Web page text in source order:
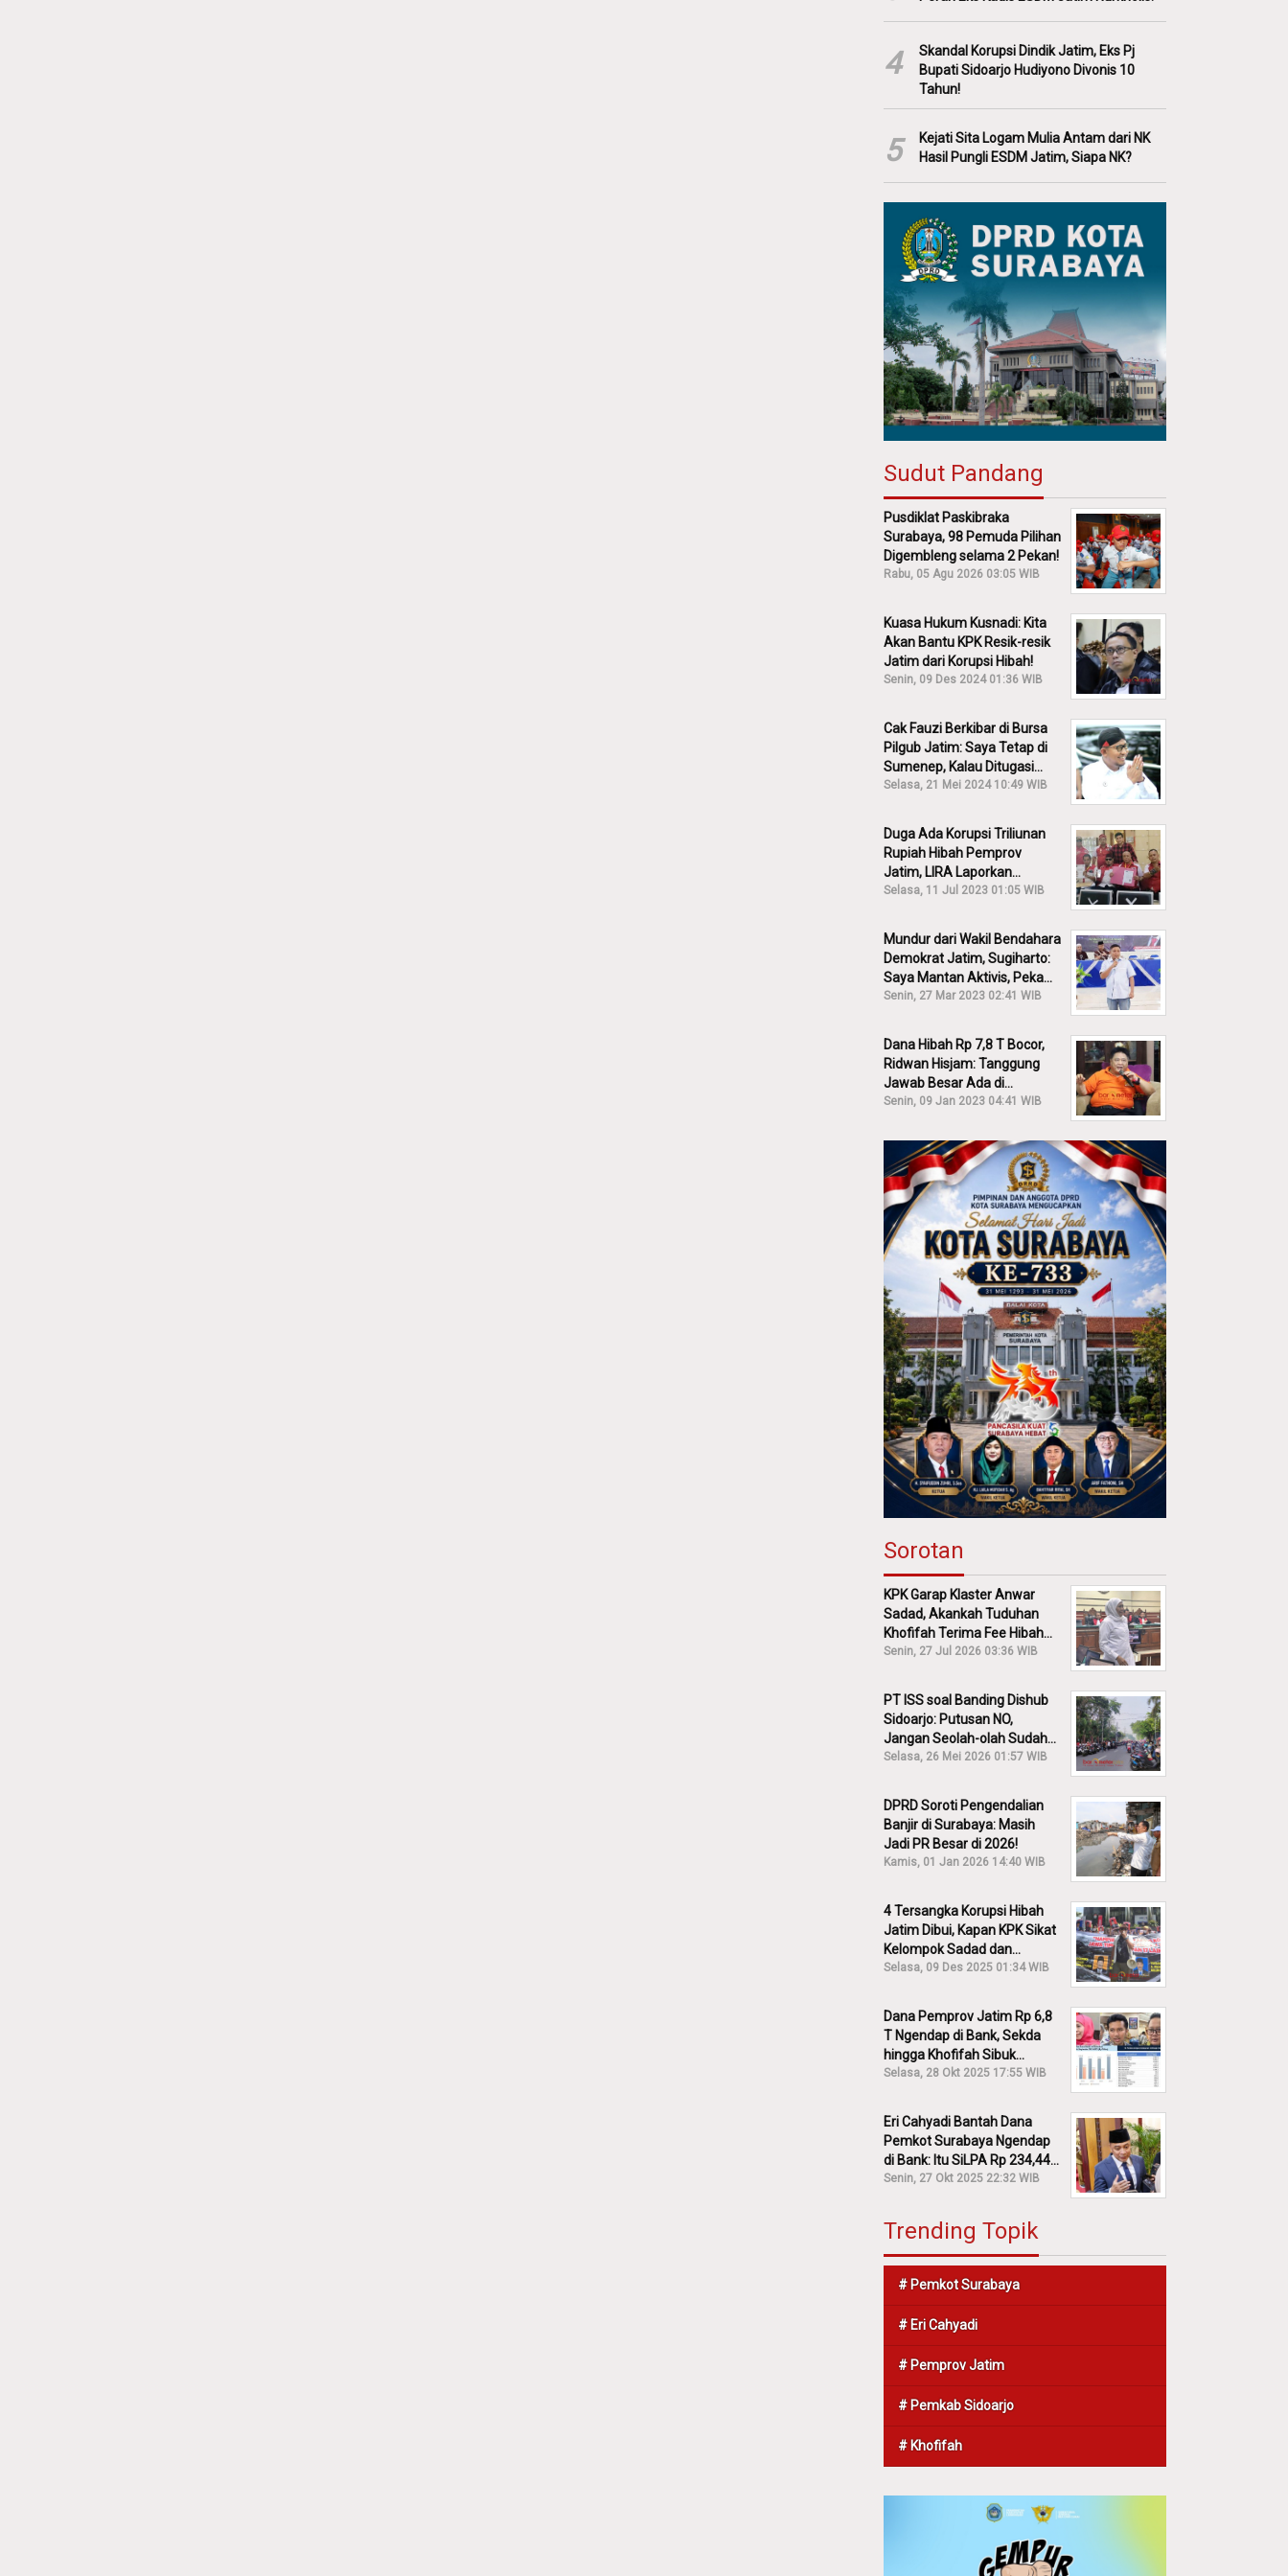
4
Skandal Korupsi Dindik Jatim, Eks Pj
Bupati Sidoarjo Hudiyono Divonis 10
Tahun!
5
Kejati Sita Logam Mulia Antam dari NK
Hasil Pungli ESDM Jatim, Siapa NK?
Sudut Pandang
Pusdiklat Paskibraka
Surabaya, 98 Pemuda Pilihan
Digembleng selama 2 Pekan!
Rabu, 05 Agu 2026 03:05 WIB
Kuasa Hukum Kusnadi: Kita
Akan Bantu KPK Resik-resik
Jatim dari Korupsi Hibah!
Senin, 09 Des 2024 01:36 WIB
Cak Fauzi Berkibar di Bursa
Pilgub Jatim: Saya Tetap di
Sumenep, Kalau Ditugasi
Partai Lain Cerita!
Selasa, 21 Mei 2024 10:49 WIB
Duga Ada Korupsi Triliunan
Rupiah Hibah Pemprov
Jatim, LIRA Laporkan
Khofifah ke KPK: Dia Harus
Selasa, 11 Jul 2023 01:05 WIB
Mundur dari Wakil Bendahara
Demokrat Jatim, Sugiharto:
Saya Mantan Aktivis, Peka
Sekali Kalau Ada yang
Senin, 27 Mar 2023 02:41 WIB
Dana Hibah Rp 7,8 T Bocor,
Ridwan Hisjam: Tanggung
Jawab Besar Ada di
Pemprov, Bukan DPRD Jatim!
Senin, 09 Jan 2023 04:41 WIB
Sorotan
KPK Garap Klaster Anwar
Sadad, Akankah Tuduhan
Khofifah Terima Fee Hibah
30% Diusut?
Senin, 27 Jul 2026 03:36 WIB
PT ISS soal Banding Dishub
Sidoarjo: Putusan NO,
Jangan Seolah-olah Sudah
Menang!
Selasa, 26 Mei 2026 01:57 WIB
DPRD Soroti Pengendalian
Banjir di Surabaya: Masih
Jadi PR Besar di 2026!
Kamis, 01 Jan 2026 14:40 WIB
4 Tersangka Korupsi Hibah
Jatim Dibui, Kapan KPK Sikat
Kelompok Sadad dan
Iskandar?
Selasa, 09 Des 2025 01:34 WIB
Dana Pemprov Jatim Rp 6,8
T Ngendap di Bank, Sekda
hingga Khofifah Sibuk
Membantah!
Selasa, 28 Okt 2025 17:55 WIB
Eri Cahyadi Bantah Dana
Pemkot Surabaya Ngendap
di Bank: Itu SiLPA Rp 234,44
M!
Senin, 27 Okt 2025 22:32 WIB
Trending Topik
# Pemkot Surabaya
# Eri Cahyadi
# Pemprov Jatim
# Pemkab Sidoarjo
# Khofifah